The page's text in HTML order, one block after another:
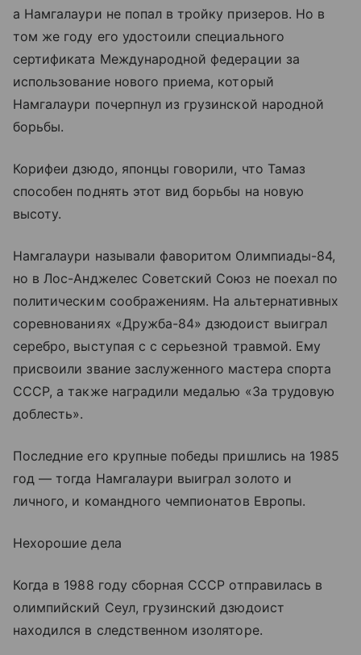
а Намгалаури не попал в тройку призеров. Но в
том же году его удостоили специального
сертификата Международной федерации за
использование нового приема, который
Намгалаури почерпнул из грузинской народной
борьбы.
Корифеи дзюдо, японцы говорили, что Тамаз
способен поднять этот вид борьбы на новую
высоту.
Намгалаури называли фаворитом Олимпиады-84,
но в Лос-Анджелес Советский Союз не поехал по
политическим соображениям. На альтернативных
соревнованиях «Дружба-84» дзюдоист выиграл
серебро, выступая с с серьезной травмой. Ему
присвоили звание заслуженного мастера спорта
СССР, а также наградили медалью «За трудовую
доблесть».
Последние его крупные победы пришлись на 1985
год — тогда Намгалаури выиграл золото и
личного, и командного чемпионатов Европы.
Нехорошие дела
Когда в 1988 году сборная СССР отправилась в
олимпийский Сеул, грузинский дзюдоист
находился в следственном изоляторе.